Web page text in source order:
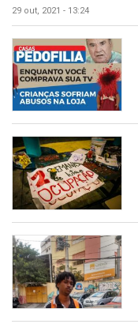
29 out, 2021 - 13:24